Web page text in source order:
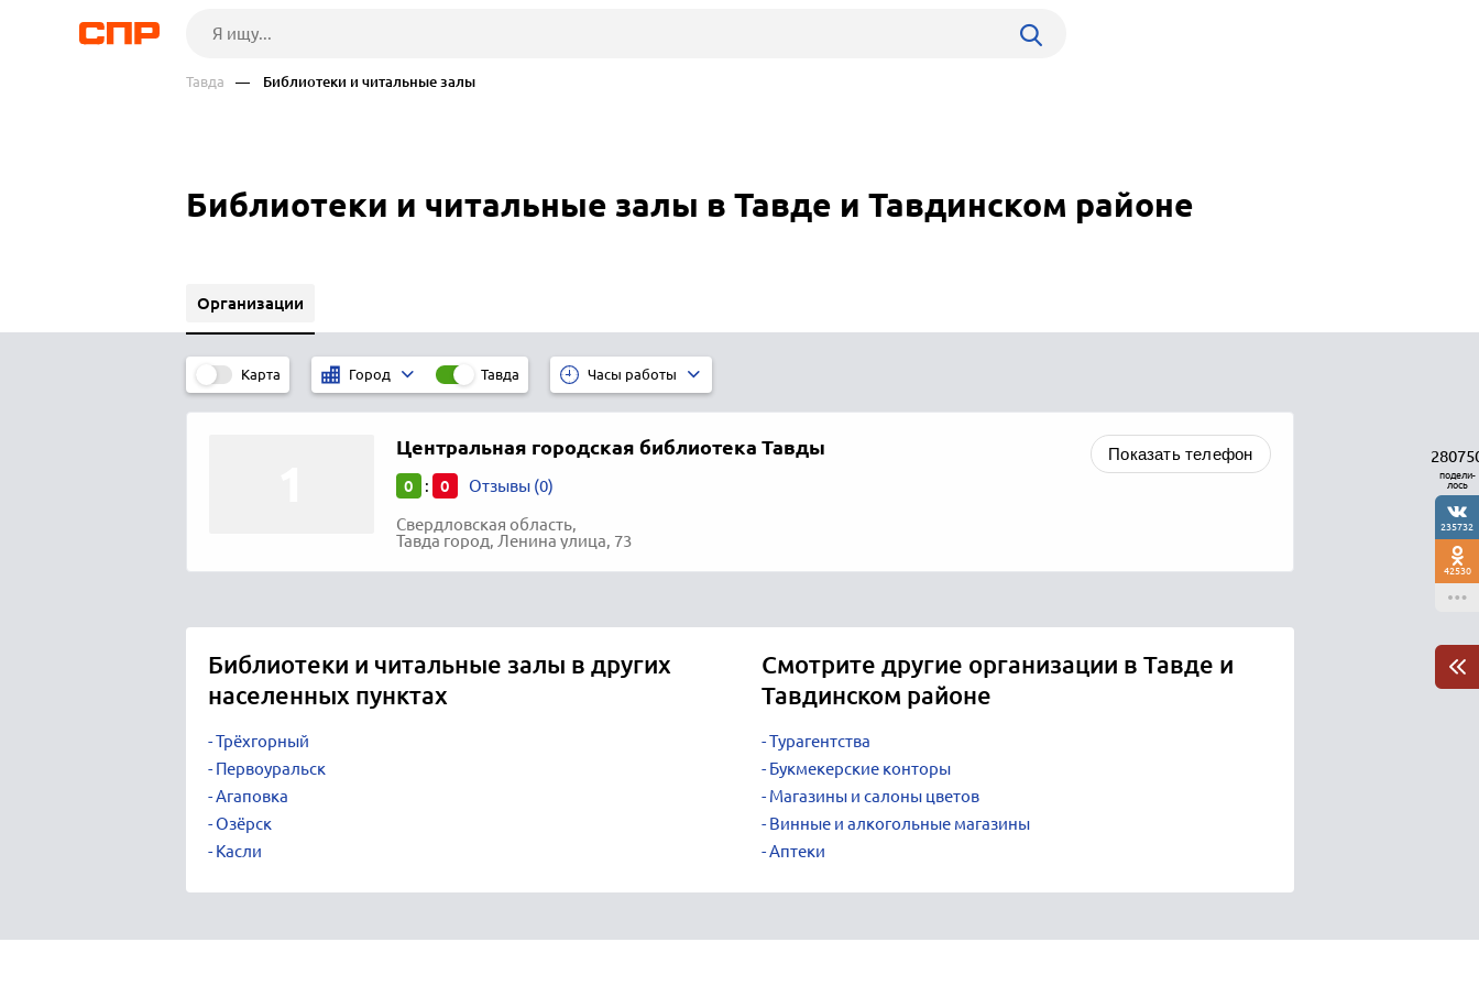
Тавда — Библиотеки и читальные залы
Библиотеки и читальные залы в Тавде и Тавдинском районе
Организации
Карта Город Тавда Часы работы
Центральная городская библиотека Тавды
0 : 0 Отзывы (0)
Свердловская область,
Тавда город, Ленина улица, 73
Показать телефон
Библиотеки и читальные залы в других
населенных пунктах
Трёхгорный
Первоуральск
Агаповка
Озёрск
Касли
Смотрите другие организации в Тавде и
Тавдинском районе
Турагентства
Букмекерские конторы
Магазины и салоны цветов
Винные и алкогольные магазины
Аптеки
подели-
лось
235732
42530